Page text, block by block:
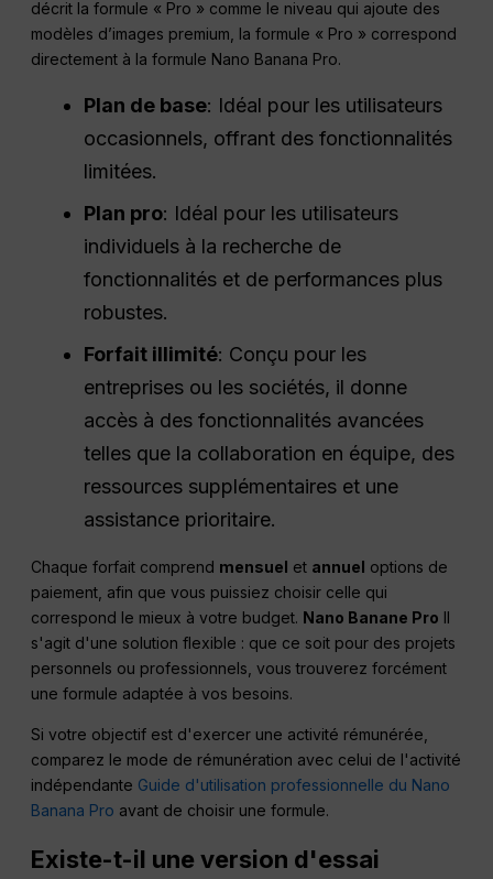
décrit la formule « Pro » comme le niveau qui ajoute des
modèles d’images premium, la formule « Pro » correspond
directement à la formule Nano Banana Pro.
Plan de base: Idéal pour les utilisateurs
occasionnels, offrant des fonctionnalités
limitées.
Plan pro: Idéal pour les utilisateurs
individuels à la recherche de
fonctionnalités et de performances plus
robustes.
Forfait illimité: Conçu pour les
entreprises ou les sociétés, il donne
accès à des fonctionnalités avancées
telles que la collaboration en équipe, des
ressources supplémentaires et une
assistance prioritaire.
Chaque forfait comprend mensuel et annuel options de
paiement, afin que vous puissiez choisir celle qui
correspond le mieux à votre budget. Nano Banane Pro Il
s'agit d'une solution flexible : que ce soit pour des projets
personnels ou professionnels, vous trouverez forcément
une formule adaptée à vos besoins.
Si votre objectif est d'exercer une activité rémunérée,
comparez le mode de rémunération avec celui de l'activité
indépendante Guide d'utilisation professionnelle du Nano
Banana Pro avant de choisir une formule.
Existe-t-il une version d'essai